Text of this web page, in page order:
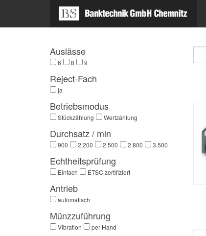
Auslässe
6 8 9
Reject-Fach
ja
Betriebsmodus
Stückzählung Wertzählung
Durchsatz / min
900 2.200 2.500 2.800 3.500
Echtheitsprüfung
Einfach ETSC zertifiziert
Antrieb
automatisch
Münzzuführung
Vibration per Hand